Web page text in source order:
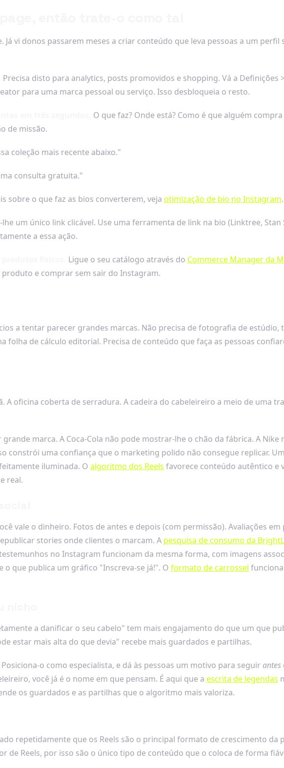
Já vi donos passarem meses a criar conteúdo que leva pessoas a um
Precisa disto para analytics, posts promovidos e shopping. Vá a Definições
para uma marca pessoal ou serviço. Isso desbloqueia o resto.
O que faz? Onde está? Como é que alguém
de missão.
coleção mais recente abaixo."
consulta gratuita."
sobre o que faz as bios converterem, veja otimização de bio no Instagram.
um único link clicável. Use uma ferramenta de link na bio (Linktree,
a essa ação.
Ligue o seu catálogo através do Commerce Manager da
e comprar sem sair do Instagram.
a tentar parecer grandes marcas. Não precisa de fotografia de
folha de cálculo editorial. Precisa de conteúdo que faça as pessoas
A oficina coberta de serradura. A cadeira do cabeleireiro a meio de uma
marca. A Coca-Cola não pode mostrar-lhe o chão da fábrica. A
constrói uma confiança que o marketing polido não consegue replicar.
iluminada. O algoritmo dos Reels favorece conteúdo autêntico e
real.
vale o dinheiro. Fotos de antes e depois (com permissão). Avaliações
stories onde clientes o marcam. A pesquisa de consumo da
no Instagram funcionam da mesma forma, com imagens
que publica um gráfico "Inscreva-se já!". O formato de carrossel
a danificar o seu cabelo" tem mais engajamento do que um que
estar mais alta do que devia" recebe mais guardados e partilhas.
o como especialista, e dá às pessoas um motivo para seguir antes
você já é o nome em que pensam. É aqui que a escrita de legendas
os guardados e as partilhas que o algoritmo mais valoriza.
repetidamente que os Reels são o principal formato de crescimento
de Reels, por isso são o único tipo de conteúdo que o coloca de forma